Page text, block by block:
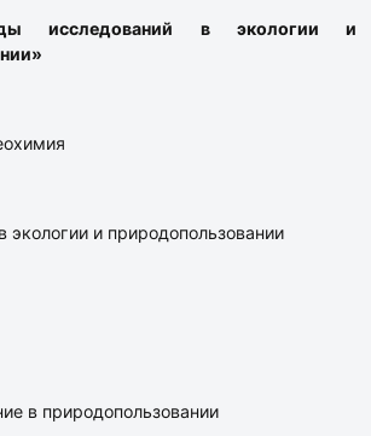
исследований в экологии и
экологии и природопользовании
в природопользовании